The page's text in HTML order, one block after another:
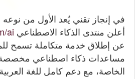
في إنجاز تقني يُعد الأول من نوعه
أعلن منتدى الذكاء الاصطناعي ai
عن إطلاق خدمة متكاملة تسمح
مساعدات ذكاء اصطناعي مخصصة
الخاصة، مع دعم كامل للغة